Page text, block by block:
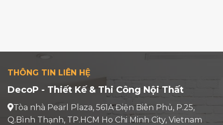
THÔNG TIN LIÊN HỆ
DecoP - Thiết Kế & Thi Công Nội Thất
Tòa nhà Pearl Plaza, 561A Điện Biên Phủ, P.25,
Q.Bình Thạnh, TP.HCM Ho Chi Minh City, Vietnam